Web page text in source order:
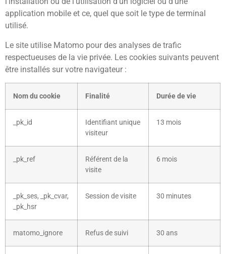
application mobile et ce, quel que soit le type de terminal
utilisé.
Le site utilise Matomo pour des analyses de trafic
respectueuses de la vie privée. Les cookies suivants peuvent
être installés sur votre navigateur :
Nom du cookie Finalité Durée de vie
_pk_id
Identifiant unique
visiteur
13 mois
_pk_ref
Référent de la
visite
6 mois
_pk_ses, _pk_cvar,
_pk_hsr
Session de visite 30 minutes
matomo_ignore Refus de suivi 30 ans